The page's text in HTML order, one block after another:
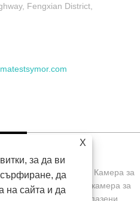
Fengxian District,
Equipment Co., Ltd. Камера за
електронен сух шкаф, камера за
Всички права запазени.
X
за да ви
да
на сайта и да